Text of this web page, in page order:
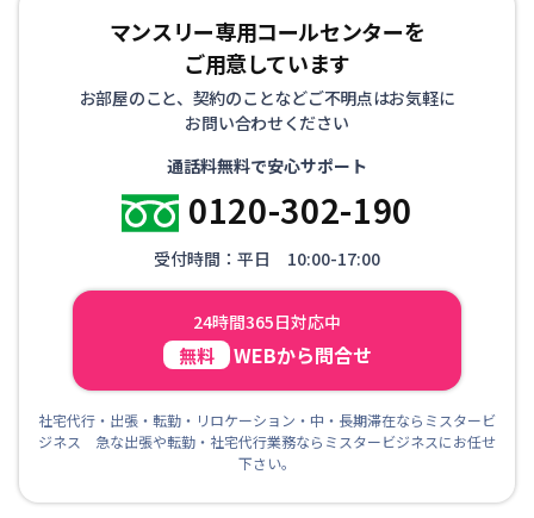
マンスリー専用コールセンターを
ご用意しています
お部屋のこと、契約のことなどご不明点はお気軽に
お問い合わせください
通話料無料で安心サポート
0120-302-190
受付時間：平日 10:00-17:00
24時間365日対応中
無料 WEBから問合せ
社宅代行・出張・転勤・リロケーション・中・長期滞在ならミスタービ
ジネス 急な出張や転勤・社宅代行業務ならミスタービジネスにお任せ
下さい。